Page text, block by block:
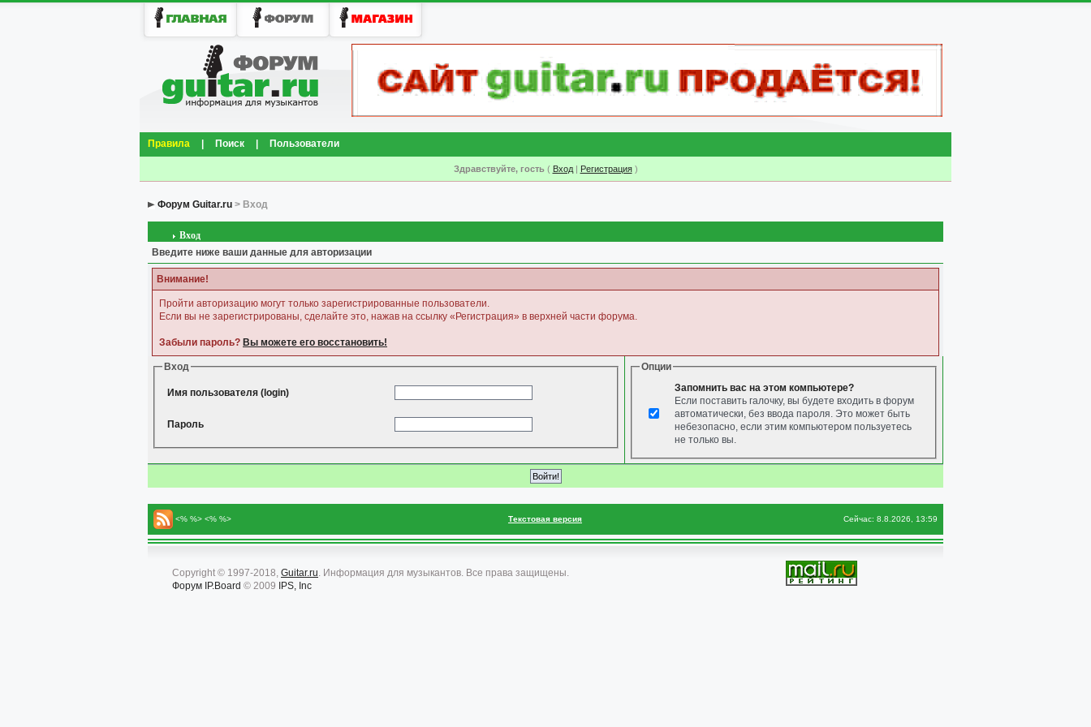
Правила Поиск Пользователи
Здравствуйте, гость( Вход| Регистрация)
Форум Guitar.ru > Вход
Вход
Введите ниже ваши данные для авторизации
Внимание!
Пройти авторизацию могут только зарегистрированные пользователи.
Если вы не зарегистрированы, сделайте это, нажав на ссылку «Регистрация» в верхней части форума.
Забыли пароль? Вы можете его восстановить!
Вход
Имя пользователя (login)
Пароль
Опции
Запомнить вас на этом компьютере?
Если поставить галочку, вы будете входить в форум
автоматически, без ввода пароля. Это может быть
небезопасно, если этим компьютером пользуетесь
не только вы.
<% %> <% %> Текстовая версия Сейчас: 8.8.2026, 13:59
Copyright © 1997-2018, Guitar.ru. Информация для музыкантов. Все права защищены.
Форум IP.Board © 2009 IPS, Inc